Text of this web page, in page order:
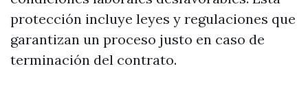
protección incluye leyes y regulaciones que
garantizan un proceso justo en caso de
terminación del contrato.